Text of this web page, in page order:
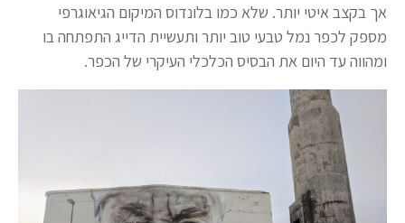
אך בקצב איטי יותר. שלא כמו בלונדוס המיקום הגיאוגרפי
מספק לכפר נמל טבעי טוב יותר ותעשיית הדייג התפתחה בו
ומהווה עד היום את הבסיס הכלכלי העיקרי של הכפר.